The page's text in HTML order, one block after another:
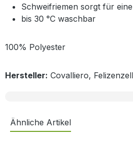
Schweifriemen sorgt für
bis 30 °C waschbar
100% Polyester
Hersteller: Covalliero,
Ähnliche Artikel